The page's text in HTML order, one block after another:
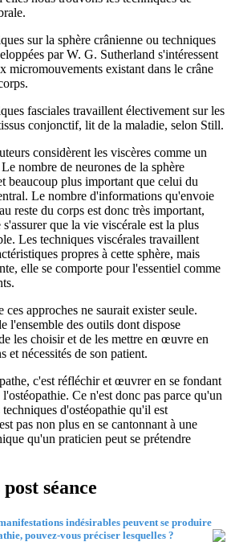
sur la sphère crânienne ou techniques
par W. G. Sutherland s'intéressent
micromouvements existant dans le crâne
fasciales travaillent électivement sur les
conjonctif, lit de la maladie, selon Still.
considèrent les viscères comme un
nombre de neurones de la sphère
beaucoup plus important que celui du
Le nombre d'informations qu'envoie
reste du corps est donc très important,
que la vie viscérale est la plus
Les techniques viscérales travaillent
propres à cette sphère, mais
elle se comporte pour l'essentiel comme
ces approches ne saurait exister seule.
l'ensemble des outils dont dispose
les choisir et de les mettre en œuvre en
et nécessités de son patient.
c'est réfléchir et œuvrer en se fondant
Ce n'est donc pas parce qu'un
d'ostéopathie qu'il est
pas non plus en se cantonnant à une
qu'un praticien peut se prétendre
séance
indésirables peuvent se produire
pouvez-vous préciser lesquelles ?